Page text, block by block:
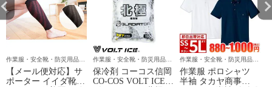
作業服・安全靴・防災用品な
ら作業用品専門店のまもる君
【メール便対応】サ
ポーター イイダ靴下
作業服・安全靴・防災用品な
ら作業用品専門店のまもる君
保冷剤 コーコス信岡
CO-COS VOLT ICE
作業服・安全靴・防災用品な
ら作業用品専門店のまもる君
作業服 ポロシャツ
半袖 タカヤ商事